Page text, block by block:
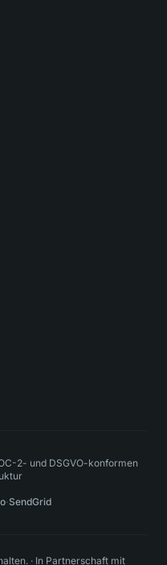
2- und DSGVO-konformen
·SendGrid
· In Partnerschaft mit